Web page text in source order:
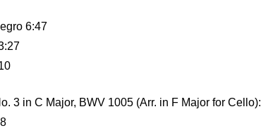
6:47
3 in C Major, BWV 1005 (Arr. in F Major for Cello):